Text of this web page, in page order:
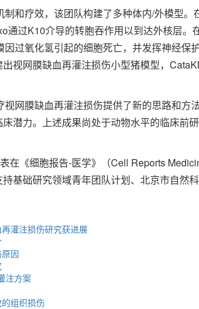
疗效，该团队构建了多种体内/外模型。
通过K10介导的转胞吞作用以到达外核层。
过氧化氢引起的细胞死亡，并发挥神经保
视网膜缺血再灌注损伤小型猪模型，
膜缺血再灌注损伤提供了新的思路和方
潜力。上述成果尚处于动物水平的临床前
《细胞报告-医学》（Cell Reports
基础研究领域青年团队计划、北京市自然科
灌注损伤研究获进展
因
注方案
组织损伤